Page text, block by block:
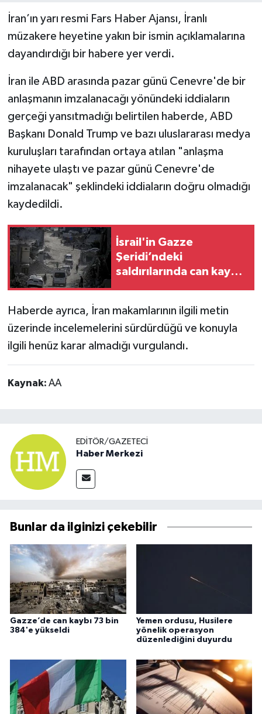
İran’ın yarı resmi Fars Haber Ajansı, İranlı
müzakere heyetine yakın bir ismin açıklamalarına
dayandırdığı bir habere yer verdi.
İran ile ABD arasında pazar günü Cenevre'de bir
anlaşmanın imzalanacağı yönündeki iddiaların
gerçeği yansıtmadığı belirtilen haberde, ABD
Başkanı Donald Trump ve bazı uluslararası medya
kuruluşları tarafından ortaya atılan "anlaşma
nihayete ulaştı ve pazar günü Cenevre'de
imzalanacak" şeklindeki iddiaların doğru olmadığı
kaydedildi.
İsrail'in Gazze
Şeridi’ndeki
saldırılarında can kaybı
Haberde ayrıca, İran makamlarının ilgili metin
üzerinde incelemelerini sürdürdüğü ve konuyla
ilgili henüz karar almadığı vurgulandı.
Kaynak: AA
EDITÖR/GAZETECI
Haber Merkezi
Bunlar da ilginizi çekebilir
Gazze’de can kaybı 73 bin
384'e yükseldi
Yemen ordusu, Husilere
yönelik operasyon
düzenlediğini duyurdu